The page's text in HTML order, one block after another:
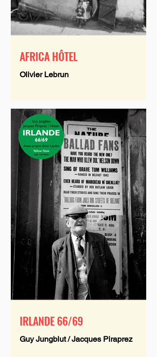
AFRICA HÔTEL
Olivier Lebrun
IRLANDE 66/69
Guy Jungblut / Jacques Piraprez